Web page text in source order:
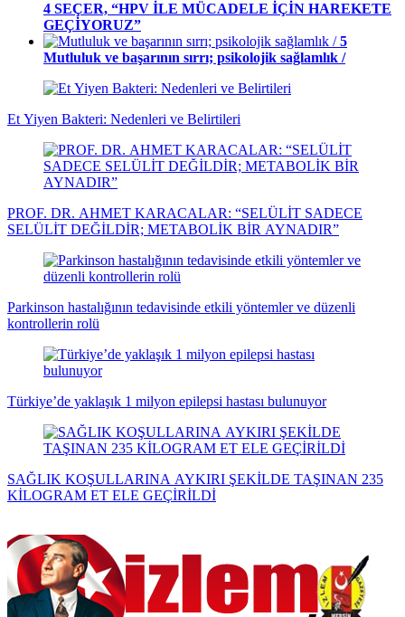
4 SEÇER, “HPV İLE MÜCADELE İÇİN HAREKETE
GEÇİYORUZ”
5
Mutluluk ve başarının sırrı; psikolojik sağlamlık /
Et Yiyen Bakteri: Nedenleri ve Belirtileri
PROF. DR. AHMET KARACALAR: “SELÜLİT SADECE
SELÜLİT DEĞİLDİR; METABOLİK BİR AYNADIR”
Parkinson hastalığının tedavisinde etkili yöntemler ve düzenli
kontrollerin rolü
Türkiye’de yaklaşık 1 milyon epilepsi hastası bulunuyor
SAĞLIK KOŞULLARINA AYKIRI ŞEKİLDE TAŞINAN 235
KİLOGRAM ET ELE GEÇİRİLDİ